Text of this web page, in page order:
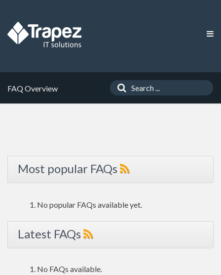
FAQ Overview
Most popular FAQs
No popular FAQs available yet.
Latest FAQs
No FAQs available.